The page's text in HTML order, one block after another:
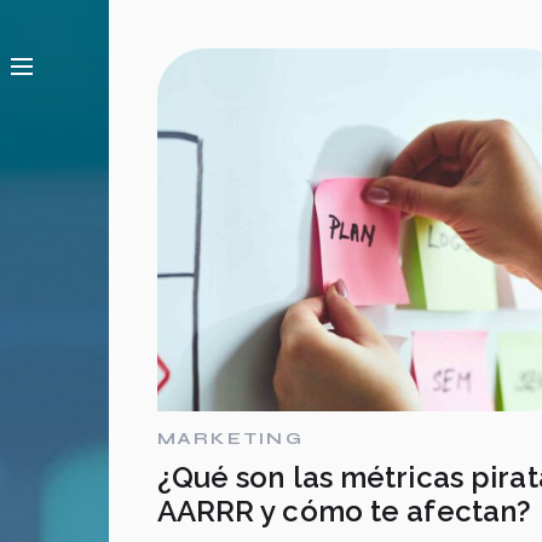
MARKETING
¿Qué son las métricas
AARRR y cómo te afectan?